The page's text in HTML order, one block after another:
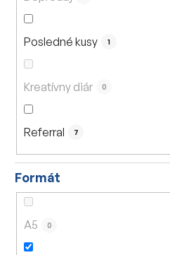
Posledné kusy 1
Kreatívny diár 0
Referral 7
Formát
A5 0